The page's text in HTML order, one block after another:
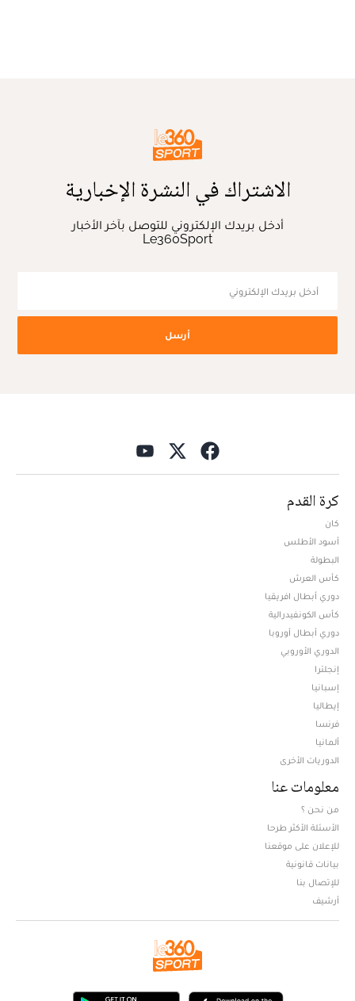
الاشتراك في النشرة الإخبارية
أدخل بريدك الإلكتروني للتوصل بآخر الأخبار
Le360Sport
أرسل
كرة القدم
كان
أسود الأطلس
البطولة
كأس العرش
دوري أبطال افريقيا
كأس الكونفيدرالية
دوري أبطال أوروبا
الدوري الأوروبي
إنجلترا
إسبانيا
إيطاليا
فرنسا
ألمانيا
الدوريات الأخرى
معلومات عنا
من نحن ؟
الأسئلة الأكثر طرحا
للإعلان على موقعنا
بيانات قانونية
للإتصال بنا
أرشيف